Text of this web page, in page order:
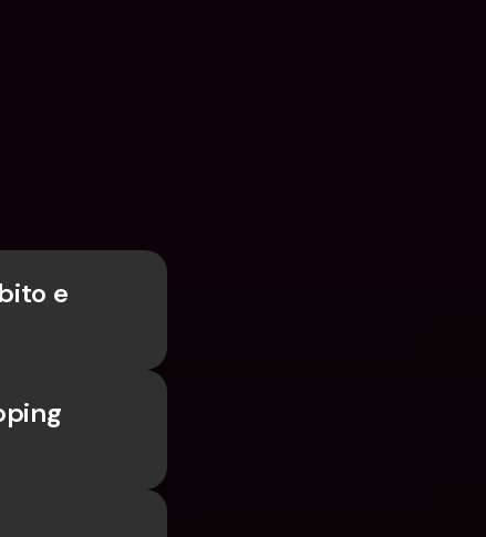
e